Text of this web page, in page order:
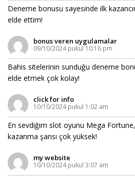
Deneme bonusu sayesinde ilk
elde ettim!
bonus veren uygulamalar
09/10/2024 pukul 10:16 pm
Bahis sitelerinin sunduğu deneme
elde etmek çok kolay!
click for info
10/10/2024 pukul 1:02 am
En sevdiğim slot oyunu Mega
kazanma şansı çok yüksek!
my website
10/10/2024 pukul 3:07 am